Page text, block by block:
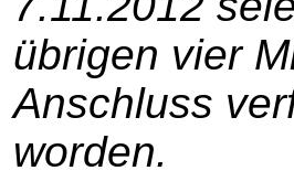
übrigen vier
Anschluss
worden.